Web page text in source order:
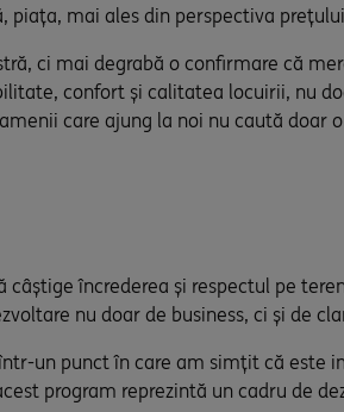
mai ales din perspectiva
ci mai degrabă o confirmare că
confort și calitatea locuirii, nu
care ajung la noi nu caută doar
încrederea și respectul pe
nu doar de business, ci și de
un punct în care am simțit că
program reprezintă un cadru de